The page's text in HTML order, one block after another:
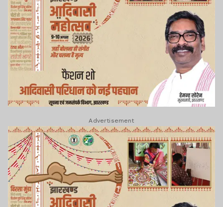
Advertisement